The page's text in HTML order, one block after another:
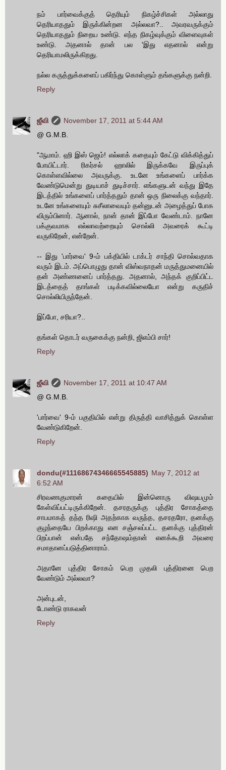
நம் பார்வைக்குத் தெரியும் நிகழ்ச்சிகள் அல்லாது
தெரியாததும் இருக்கின்றன அல்லவா?.. அவரவருக்கும்
தெரியாததும் நிறைய உண்டு. எந்த நிகழ்வுக்கும் விளைவுகள்
உண்டு. அதனால் தான் பல 'இது எதனால் என்று
தெரியாமலிருக்கிறது.
நல்ல கருத்துக்களைப் பகிர்ந்து கொள்ளும் தங்களுக்கு நன்றி.
Reply
ஜீவி
November 17, 2011 at 5:44 AM
@ G.M.B.
"ஆமாம். ஹி இஸ் ஜெம்! எல்லாக் கதையும் கேட்டு விக்கித்துப்
போயிட்டார். ரிகர்சல் ஹாலில் இருக்கவே இருப்புக்
கொள்ளவில்லை அவருக்கு. உடனே உங்களைப் பார்க்க
வேண்டுமென்று துடியாச் துடிச்சார். எங்களுடன் வந்து இதே
இடத்தில் உங்களைப் பார்த்ததும் தான் ஒரு நிலைக்கு வந்தார்.
உடனே உங்களையும் சுசீலாவையும் தன்னுடன் அழைத்துப் போக
விரும்பினார். ஆனால், நான் தான் இப்போ வேண்டாம். நானே
பக்குவமாக எல்லாவற்றையும் சொல்லி அவரைக் கூட்டி
வருகிறேன், என்றேன்.
-- இது 'பார்வை' 9-ம் பக்தியில் டாக்டர் சாந்தி சொல்வதாக
வரும் இடம். அப்பொழுது தான் விஸ்வநாதன் மருத்துமனையில்
தன் அண்ணனைப் பார்த்தது. அதனால், அந்தக் குறிப்பிட்ட
இடத்தைத் தாங்கள் படிக்கவில்லையோ என்று கருதிச்
சொல்லியிருந்தேன்.
இப்போ, சரியா?..
தங்கள் தொடர் வருகைக்கு நன்றி, ஜிஎம்பி சார்!
Reply
ஜீவி
November 17, 2011 at 10:47 AM
@ G.M.B.
'பார்வை' 9-ம் பகுதியில் என்று திருத்தி வாசித்துக் கொள்ள
வேண்டுகிறேன்.
Reply
dondu(#11168674346665545885) May 7, 2012 at
6:52 AM
சிரவணகுமாரன் கதையில் இன்னொரு விஷயமும்
கேள்விப்பட்டிருக்கிறேன். தசரதருக்கு புத்திர சோகத்தை
சாபமாகத் தந்த ரிஷி அதற்காக வருந்த, தசரதரோ, தனக்கு
குழந்தையே பிறக்காது என சஞ்சலப்பட்ட தனக்கு புத்திரன்
பிறப்பான் என்பதே சந்தோஷம்தான் எனக்கூறி அவரை
சமாதானப்படுத்தினாராம்.
அதானே புத்திர சோகம் பெற முதலி புத்திரனை பெற
வேண்டும் அல்லவா?
அன்புடன்,
டோண்டு ராகவன்
Reply